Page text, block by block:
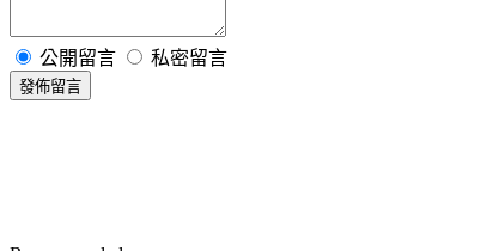
公開留言 私密留言
發佈留言